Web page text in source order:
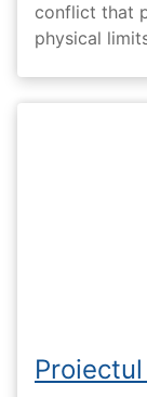
conflict that
physical